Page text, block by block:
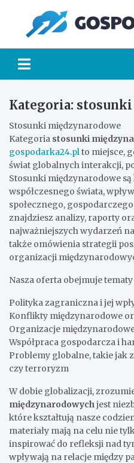
content
Kategoria: stosunki
Stosunki międzynarodowe
Kategoria stosunki
gospodarka24.plto miejsce,
świat globalnych interakcji,
Stosunki międzynarodowe
współczesnego świata,
społecznego,
znajdziesz analizy, raporty
najważniejszych wydarzeń
także omówienia strategii
organizacji
Nasza oferta obejmuje
Polityka zagraniczna i jej
Konflikty międzynarodowe
Organizacje
Współpraca gospodarcza i
Problemy globalne, takie jak
czy terroryzm
W dobie globalizacji,
międzynarodowychjest
które kształtują nasze
materiały mają na celu nie
inspirować do refleksji nad
wpływają na relacje między